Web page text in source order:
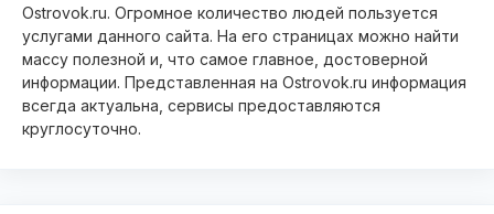
Ostrovok.ru. Огромное количество людей пользуется
услугами данного сайта. На его страницах можно найти
массу полезной и, что самое главное, достоверной
информации. Представленная на Ostrovok.ru информация
всегда актуальна, сервисы предоставляются
круглосуточно.